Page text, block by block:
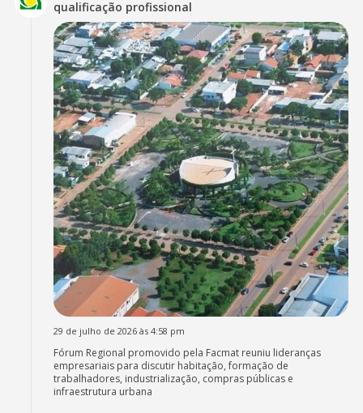
qualificação profissional
29 de julho de 2026 às 4:58 pm
Fórum Regional promovido pela Facmat reuniu lideranças
empresariais para discutir habitação, formação de
trabalhadores, industrialização, compras públicas e
infraestrutura urbana